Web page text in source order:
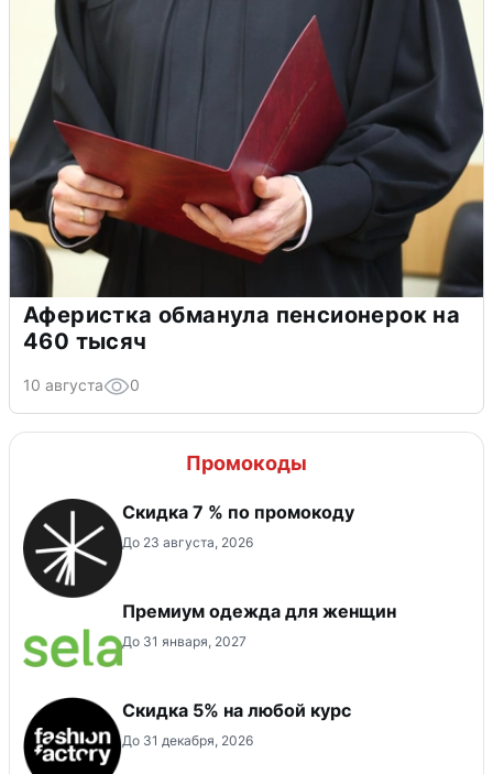
Аферистка обманула пенсионерок на
460 тысяч
10 августа 0
Промокоды
Скидка 7 % по промокоду
До 23 августа, 2026
Премиум одежда для женщин
До 31 января, 2027
Скидка 5% на любой курс
До 31 декабря, 2026